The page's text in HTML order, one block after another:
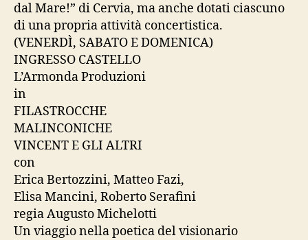
dal Mare!” di Cervia, ma anche dotati ciascuno
di una propria attività concertistica.
(VENERDÌ, SABATO E DOMENICA)
INGRESSO CASTELLO
L’Armonda Produzioni
in
FILASTROCCHE
MALINCONICHE
VINCENT E GLI ALTRI
con
Erica Bertozzini, Matteo Fazi,
Elisa Mancini, Roberto Serafini
regia Augusto Michelotti
Un viaggio nella poetica del visionario